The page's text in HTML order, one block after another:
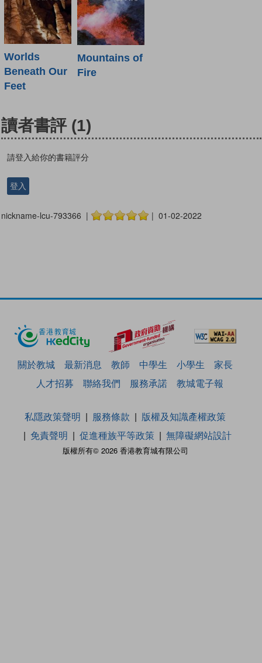
Worlds
Beneath Our
Feet
Mountains of
Fire
讀者書評 (1)
請登入給你的書籍評分
登入
nickname-lcu-793366 | | 01-02-2022
關於教城 最新消息 教師 中學生 小學生
家長
人才招募
聯絡我們 服務承諾 教城電子報
版權所有© 2026 香港教育城有限公司
私隱政策聲明 服務條款
版權及知識產權政策
免責聲明
促進種族平等政策 無障礙網站設計